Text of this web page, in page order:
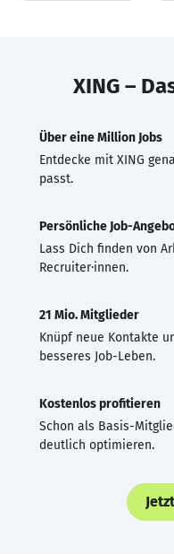
XING –
Über eine Million Jobs
Entdecke mit XING
passt.
Persönliche Job-
Lass Dich finden von
Recruiter·innen.
21 Mio. Mitglieder
Knüpf neue Kontakte
besseres Job-Leben.
Kostenlos profitieren
Schon als Basis-
deutlich optimieren.